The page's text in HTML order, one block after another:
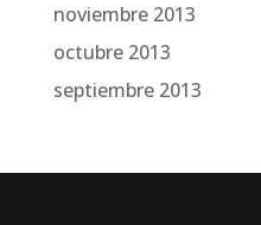
noviembre 2013
octubre 2013
septiembre 2013